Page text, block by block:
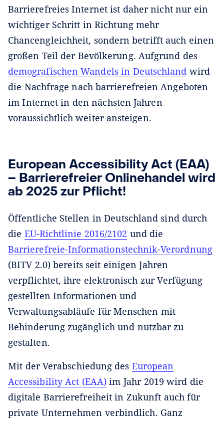
Barrierefreies Internet ist daher nicht nur ein
wichtiger Schritt in Richtung mehr
Chancengleichheit, sondern betrifft auch einen
großen Teil der Bevölkerung. Aufgrund des
demografischen Wandels in Deutschland wird
die Nachfrage nach barrierefreien Angeboten
im Internet in den nächsten Jahren
voraussichtlich weiter ansteigen.
European Accessibility Act (EAA)
– Barrierefreier Onlinehandel wird
ab 2025 zur Pflicht!
Öffentliche Stellen in Deutschland sind durch
die EU-Richtlinie 2016/2102 und die
Barrierefreie-Informationstechnik-Verordnung
(BITV 2.0) bereits seit einigen Jahren
verpflichtet, ihre elektronisch zur Verfügung
gestellten Informationen und
Verwaltungsabläufe für Menschen mit
Behinderung zugänglich und nutzbar zu
gestalten.
Mit der Verabschiedung des European
Accessibility Act (EAA) im Jahr 2019 wird die
digitale Barrierefreiheit in Zukunft auch für
private Unternehmen verbindlich. Ganz